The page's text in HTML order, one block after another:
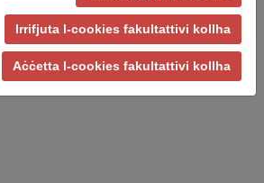
Irrifjuta l-cookies fakultattivi kollha
Aċċetta l-cookies fakultattivi kollha
Termini u Kundizzjonijiet